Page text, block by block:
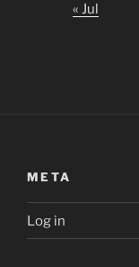
« Jul
META
Log in